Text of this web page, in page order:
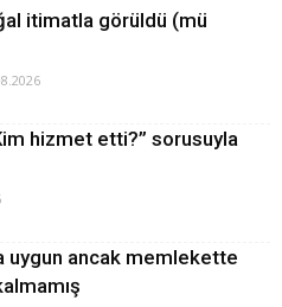
itimatla görüldü (mü
hizmet etti?” sorusuyla
uygun ancak memlekette